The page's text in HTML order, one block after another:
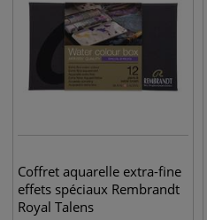
Coffret aquarelle extra-fine
effets spéciaux Rembrandt
Royal Talens